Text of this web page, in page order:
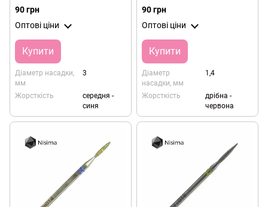
90 грн
Оптові ціни
Купити
Діаметр насадки,
мм
3
Жорсткість
середня -
синя
90 грн
Оптові ціни
Купити
Діаметр
насадки, мм
1,4
Жорсткість
дрібна -
червона